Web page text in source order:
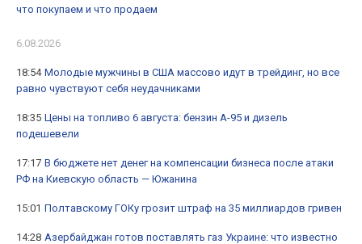
что покупаем и что продаем
6.08.2026
18:54 Молодые мужчины в США массово идут в трейдинг, но все
равно чувствуют себя неудачниками
18:35 Цены на топливо 6 августа: бензин А-95 и дизель
подешевели
17:17 В бюджете нет денег на компенсации бизнеса после атаки
РФ на Киевскую область — Южанина
15:01 Полтавскому ГОКу грозит штраф на 35 миллиардов гривен
14:28 Азербайджан готов поставлять газ Украине: что известно